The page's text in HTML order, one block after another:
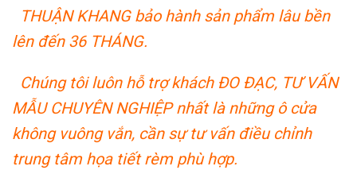
THUẬN KHANG bảo hành sản phẩm lâu bền
lên đến 36 THÁNG.
Chúng tôi luôn hỗ trợ khách ĐO ĐẠC, TƯ VẤN
MẪU CHUYÊN NGHIỆP nhất là những ô cửa
không vuông vắn, cần sự tư vấn điều chỉnh
trung tâm họa tiết rèm phù hợp.